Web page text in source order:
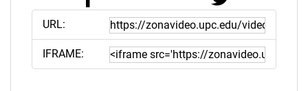
URL:
IFRAME: